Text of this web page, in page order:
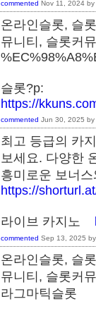
commented Nov 11, 2024 by
온라인슬롯, 슬
뮤니티, 슬롯커
슬롯?p:
https://
commented Jun 30, 2025 by
최고 등급의 카
보세요. 다양한
흥미로운 보너
https://
라이브 카지노
commented Sep 13, 2025 by
온라인슬롯, 슬
뮤니티, 슬롯커
라그마틱슬